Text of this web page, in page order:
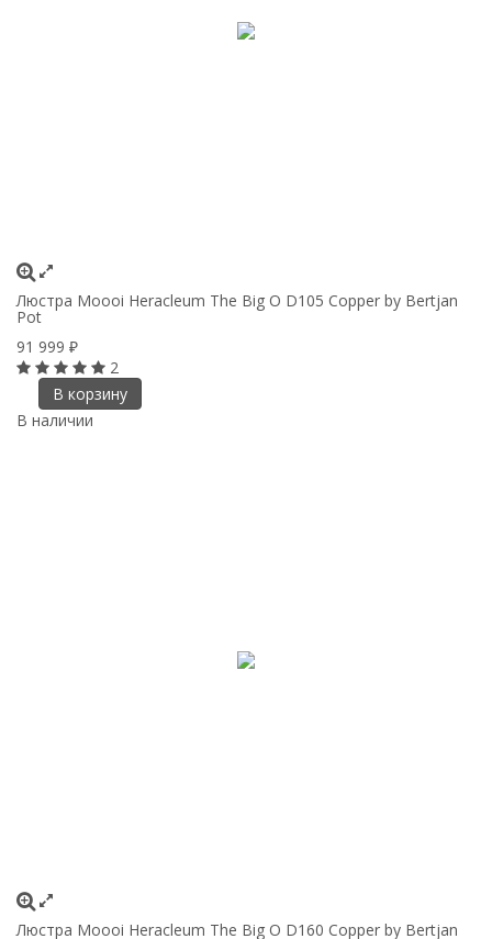
Люстра Moooi Heracleum The Big O D105 Copper by Bertjan
Pot
91 999 ₽
2
В корзину
В наличии
Люстра Moooi Heracleum The Big O D160 Copper by Bertjan